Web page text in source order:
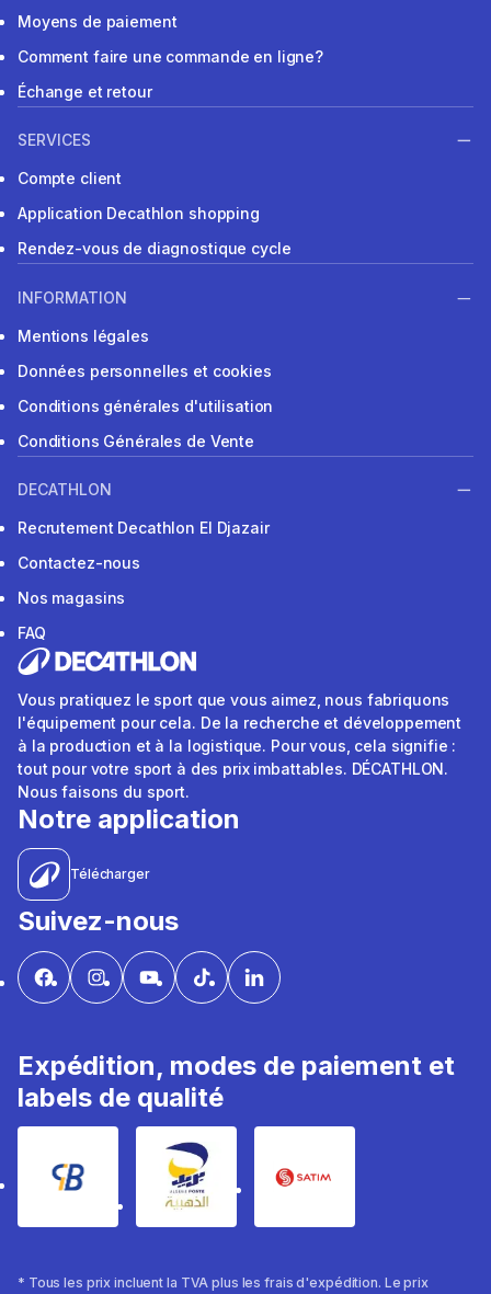
Moyens de paiement
Comment faire une commande en ligne?
Échange et retour
SERVICES
Compte client
Application Decathlon shopping
Rendez-vous de diagnostique cycle
INFORMATION
Mentions légales
Données personnelles et cookies
Conditions générales d'utilisation
Conditions Générales de Vente
DECATHLON
Recrutement Decathlon El Djazair
Contactez-nous
Nos magasins
FAQ
Vous pratiquez le sport que vous aimez, nous fabriquons
l'équipement pour cela. De la recherche et développement
à la production et à la logistique. Pour vous, cela signifie :
tout pour votre sport à des prix imbattables. DÉCATHLON.
Nous faisons du sport.
Notre application
Télécharger
Suivez-nous
Expédition, modes de paiement et
labels de qualité
* Tous les prix incluent la TVA plus les frais d'expédition. Le prix